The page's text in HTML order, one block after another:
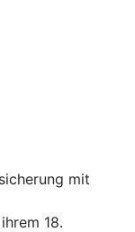
mit
18.